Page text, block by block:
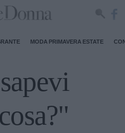
MODA PRIMAVERA ESTATE